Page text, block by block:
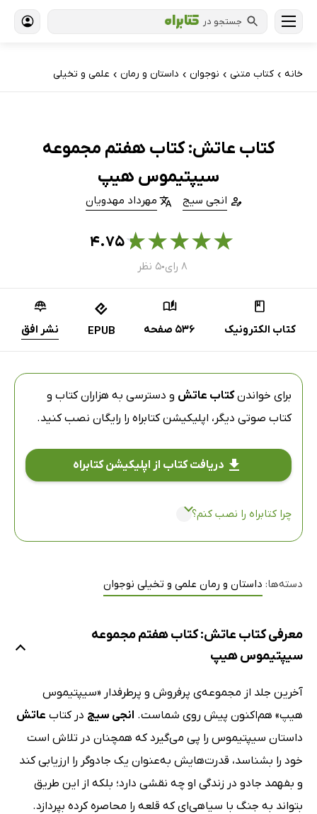
جستجو در
خانه › کتاب‌ متنی › نوجوان › داستان و رمان › علمی و تخیلی
کتاب عاتش: کتاب هفتم مجموعه
سیپتیموس هیپ
انجی سیج مهرداد مهدویان
★
★
★
★
★۴.۷۵
۸ رای ●۵ نظر
کتاب الکترونیک 536 صفحه EPUB نشر افق
برای خواندنکتاب عاتش و دسترسی به هزاران کتاب و
کتاب صوتی دیگر، اپلیکیشن کتابراه را رایگان نصب کنید.
دریافت کتاب از اپلیکیشن کتابراه
چرا کتابراه را نصب کنم؟
دسته‌ها: داستان و رمان علمی و تخیلی نوجوان
معرفی کتاب عاتش: کتاب هفتم مجموعه
سیپتیموس هیپ
آخرین جلد از مجموعه‌ی پرفروش و پرطرفدار «سیپتیموس
هیپ» هم‌اکنون پیش روی شماست. انجی سیج در کتاب عاتش
داستان سیپتیموس را پی می‌گیرد که همچنان در تلاش است
خود را بشناسد، قدرت‌هایش به‌عنوان یک جادوگر را ارزیابی کند
و بفهمد جادو در زندگی او چه نقشی دارد؛ بلکه از این طریق
بتواند به جنگ با سیاهی‌ای که قلعه را محاصره کرده بپردازد.